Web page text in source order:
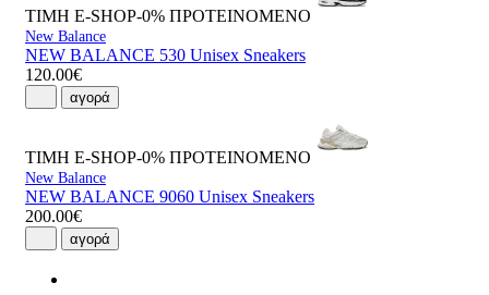
ΤΙΜΗ E-SHOP-0% ΠΡΟΤΕΙΝΟΜΕΝΟ
New Balance
NEW BALANCE 530 Unisex Sneakers
120.00€
αγορά
ΤΙΜΗ E-SHOP-0% ΠΡΟΤΕΙΝΟΜΕΝΟ
New Balance
NEW BALANCE 9060 Unisex Sneakers
200.00€
αγορά